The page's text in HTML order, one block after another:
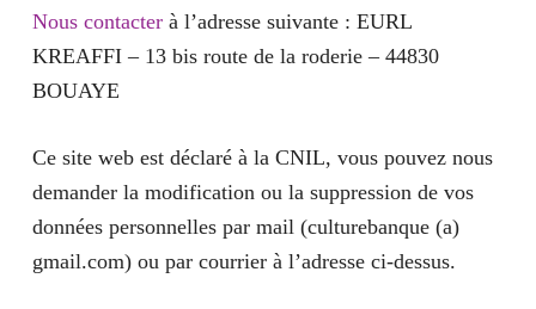
Nous contacterà l’adresse suivante : EURL
KREAFFI – 13 bis route de la roderie – 44830
BOUAYE
Ce site web est déclaré à la CNIL, vous pouvez nous
demander la modification ou la suppression de vos
données personnelles par mail (culturebanque (a)
gmail.com) ou par courrier à l’adresse ci-dessus.